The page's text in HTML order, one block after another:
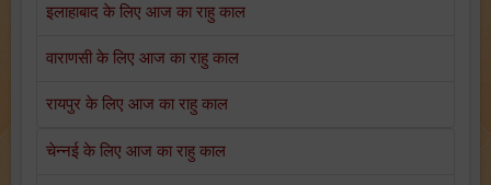
इलाहाबाद के लिए आज का राहु काल
वाराणसी के लिए आज का राहु काल
रायपुर के लिए आज का राहु काल
चेन्नई के लिए आज का राहु काल